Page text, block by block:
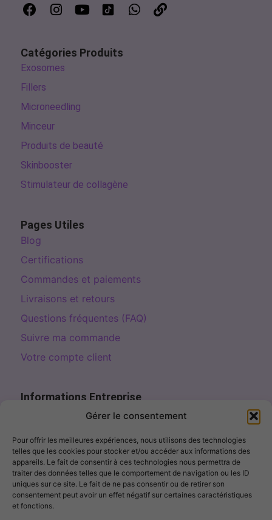
Gérer le consentement
Pour offrir les meilleures expériences, nous utilisons des technologies
telles que les cookies pour stocker et/ou accéder aux informations des
appareils. Le fait de consentir à ces technologies nous permettra de
traiter des données telles que le comportement de navigation ou les ID
uniques sur ce site. Le fait de ne pas consentir ou de retirer son
consentement peut avoir un effet négatif sur certaines caractéristiques
et fonctions.
Catégories Produits
Exosomes
Fillers
Microneedling
Minceur
Produits de beauté
Skinbooster
Stimulateur de collagène
Pages Utiles
Blog
Certifications
Commandes et paiements
Livraisons et retours
Questions fréquentes (FAQ)
Suivre ma commande
Votre compte client
Informations Entreprise
Page de contact
10% OFF – Sign up!
I agree to receive marketing emails. I can unsubscribe at any